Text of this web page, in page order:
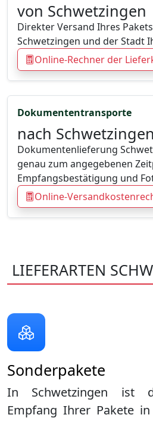
von Schwetzingen
Direkter Versand Ihres
Schwetzingen und der Stadt
Online-Rechner der
Dokumententransporte
nach Schwetzingen
Dokumentenlieferung
genau zum angegebenen
Empfangsbestätigung und
Online-
LIEFERARTEN
Sonderpakete
In Schwetzingen ist
Empfang Ihrer Pakete